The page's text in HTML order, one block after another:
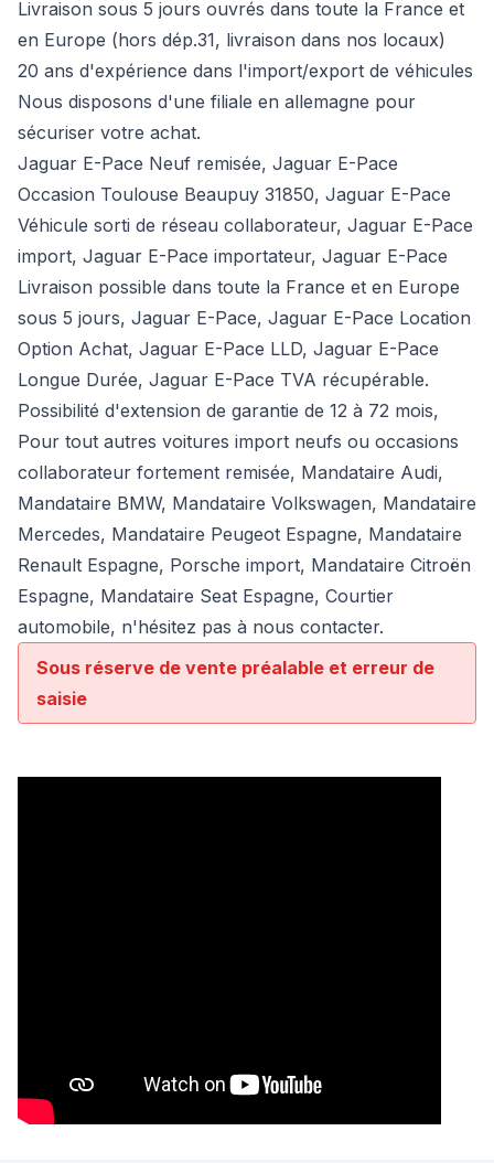
Livraison sous 5 jours ouvrés dans toute la France et
en Europe (hors dép.31, livraison dans nos locaux)
20 ans d'expérience dans l'import/export de véhicules
Nous disposons d'une filiale en allemagne pour
sécuriser votre achat.
Jaguar E-Pace Neuf remisée, Jaguar E-Pace
Occasion Toulouse Beaupuy 31850, Jaguar E-Pace
Véhicule sorti de réseau collaborateur, Jaguar E-Pace
import, Jaguar E-Pace importateur, Jaguar E-Pace
Livraison possible dans toute la France et en Europe
sous 5 jours, Jaguar E-Pace, Jaguar E-Pace Location
Option Achat, Jaguar E-Pace LLD, Jaguar E-Pace
Longue Durée, Jaguar E-Pace TVA récupérable.
Possibilité d'extension de garantie de 12 à 72 mois,
Pour tout autres voitures import neufs ou occasions
collaborateur fortement remisée, Mandataire Audi,
Mandataire BMW, Mandataire Volkswagen, Mandataire
Mercedes, Mandataire Peugeot Espagne, Mandataire
Renault Espagne, Porsche import, Mandataire Citroën
Espagne, Mandataire Seat Espagne, Courtier
automobile, n'hésitez pas à nous contacter.
Sous réserve de vente préalable et erreur de
saisie